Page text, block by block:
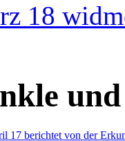
18
17 berichtet von der